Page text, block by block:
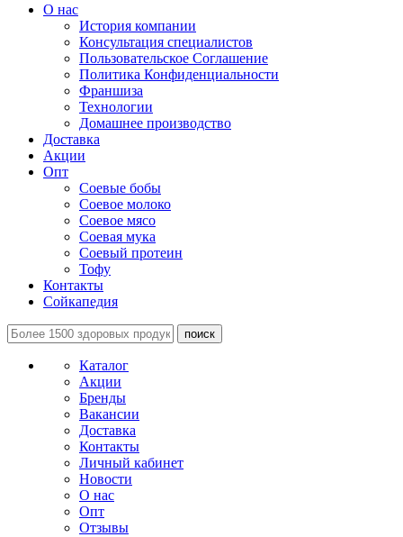
О нас
История компании
Консультация специалистов
Пользовательское Соглашение
Политика Конфиденциальности
Франшиза
Технологии
Домашнее производство
Доставка
Акции
Опт
Соевые бобы
Соевое молоко
Соевое мясо
Соевая мука
Соевый протеин
Тофу
Контакты
Сойкапедия
поиск
Каталог
Акции
Бренды
Вакансии
Доставка
Контакты
Личный кабинет
Новости
О нас
Опт
Отзывы